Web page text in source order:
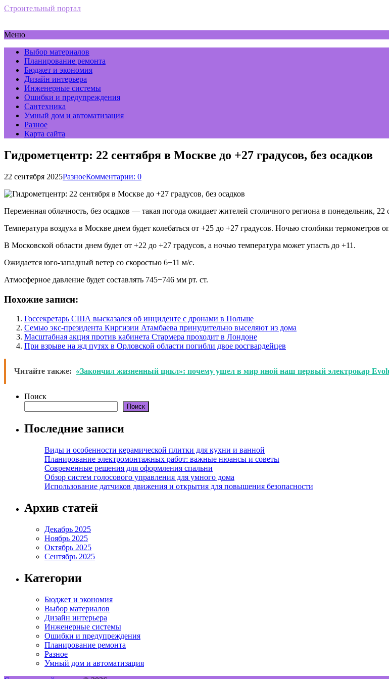
Строительный портал
Меню
Выбор материалов
Планирование ремонта
Бюджет и экономия
Дизайн интерьера
Инженерные системы
Ошибки и предупреждения
Сантехника
Умный дом и автоматизация
Разное
Карта сайта
Гидрометцентр: 22 сентября в Москве до +27 градусов, без осадков
22 сентября 2025РазноеКомментарии: 0
Переменная облачность, без осадков — такая погода ожидает жителей столичного региона в понедельник,
Температура воздуха в Москве днем будет колебаться от +25 до +27 градусов. Ночью столбики термометров
В Московской области днем будет от +22 до +27 градусов, а ночью температура может упасть до +11.
Ожидается юго-западный ветер со скоростью 6−11 м/c.
Атмосферное давление будет составлять 745−746 мм рт. ст.
Похожие записи:
Госсекретарь США высказался об инциденте с дронами в Польше
Семью экс-президента Киргизии Атамбаева принудительно выселяют из дома
Масштабная акция против кабинета Стармера проходит в Лондоне
При взрыве на жд путях в Орловской области погибли двое росгвардейцев
Читайте также: «Закончил жизненный цикл»: почему ушел в мир иной наш первый электрокар
Поиск
Поиск
Последние записи
Виды и особенности керамической плитки для кухни и ванной
Планирование электромонтажных работ: важные нюансы и советы
Современные решения для оформления спальни
Обзор систем голосового управления для умного дома
Использование датчиков движения и открытия для повышения безопасности
Архив статей
Декабрь 2025
Ноябрь 2025
Октябрь 2025
Сентябрь 2025
Категории
Бюджет и экономия
Выбор материалов
Дизайн интерьера
Инженерные системы
Ошибки и предупреждения
Планирование ремонта
Разное
Умный дом и автоматизация